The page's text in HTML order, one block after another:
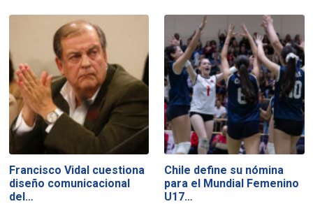
Francisco Vidal cuestiona
diseño comunicacional
del…
Chile define su nómina
para el Mundial Femenino
U17…